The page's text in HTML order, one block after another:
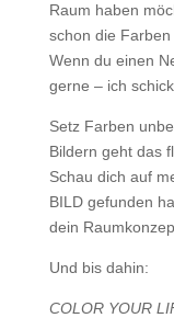
Raum haben
schon die Farben
Wenn du einen
gerne – ich
Setz Farben
Bildern geht das
Schau dich auf
BILD gefunden
dein
Und bis dahin:
COLOR YOUR